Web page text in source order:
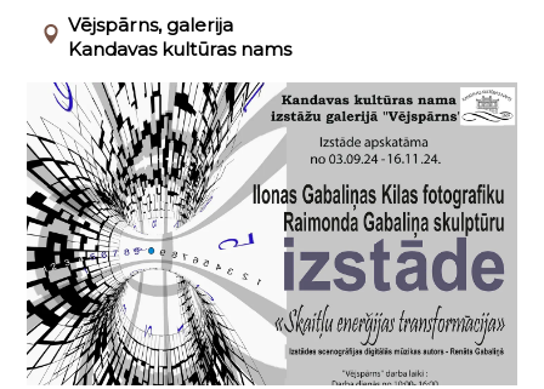
Vējspārns, galerija
Kandavas kultūras nams